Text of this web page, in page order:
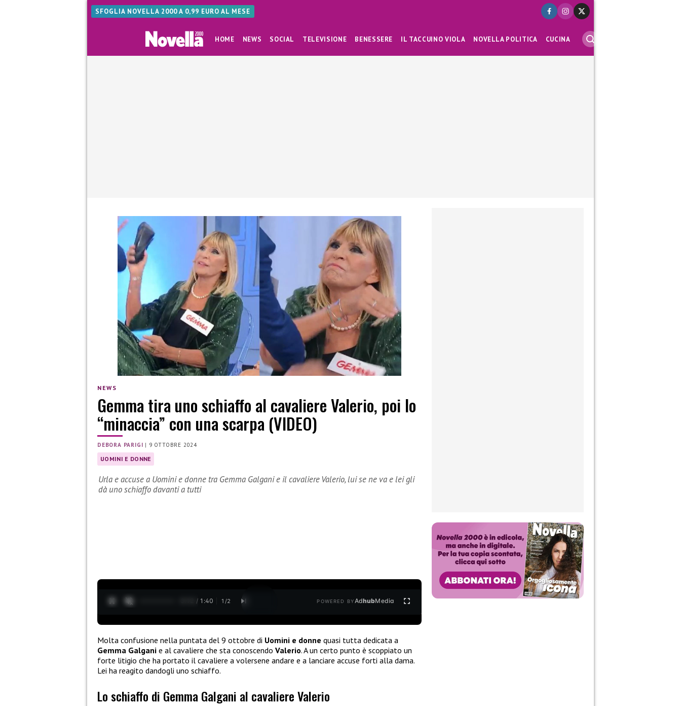
SFOGLIA NOVELLA 2000 A 0,99 EURO AL MESE
HOME NEWS SOCIAL TELEVISIONE BENESSERE IL TACCUINO VIOLA NOVELLA POLITICA CUCINA
NEWS
Gemma tira uno schiaffo al cavaliere Valerio, poi lo
“minaccia” con una scarpa (VIDEO)
DEBORA PARIGI | 9 OTTOBRE 2024
UOMINI E DONNE
Urla e accuse a Uomini e donne tra Gemma Galgani e il cavaliere Valerio, lui se ne va e lei gli
dà uno schiaffo davanti a tutti
0:13 / 1:40 1 /2 POWERED BYAdhubMedia
Molta confusione nella puntata del 9 ottobre di Uomini e donne quasi tutta dedicata a
Gemma Galgani e al cavaliere che sta conoscendo Valerio. A un certo punto è scoppiato un
forte litigio che ha portato il cavaliere a volersene andare e a lanciare accuse forti alla dama.
Lei ha reagito dandogli uno schiaffo.
Lo schiaffo di Gemma Galgani al cavaliere Valerio